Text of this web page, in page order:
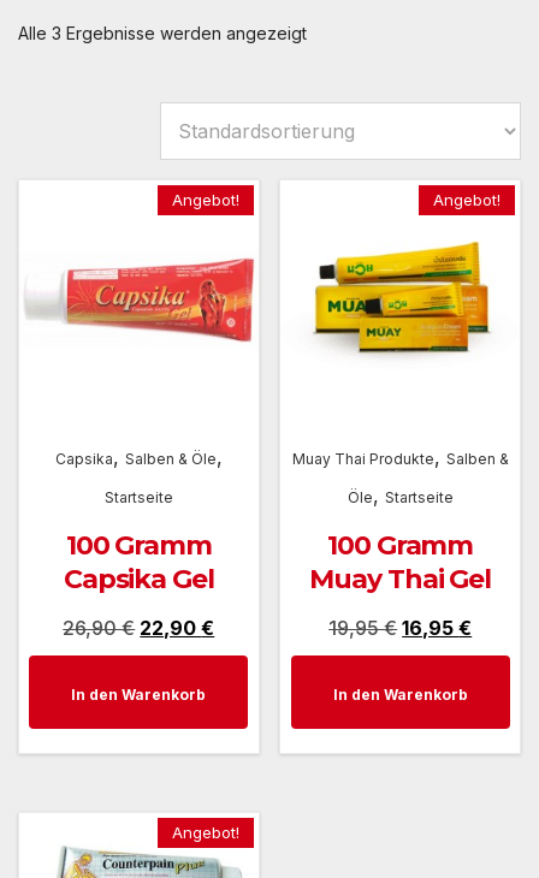
Alle 3 Ergebnisse werden angezeigt
Angebot!
Capsika, Salben & Öle,
Startseite
100 Gramm
Capsika Gel
26,90€ Ursprünglicher
Preis
war:
26,90 €
22,90€
Preis
22,90 €.
In den Warenkorb
Angebot!
Muay Thai Produkte, Salben &
Öle, Startseite
100 Gramm
Muay Thai Gel
19,95€Ursprünglicher
Preis
war:
19,95 €
16,95€
Preis
16,95
In den Warenkorb
Angebot!